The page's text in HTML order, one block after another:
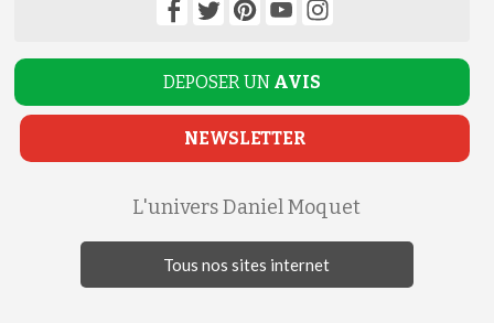
DEPOSER UN AVIS
NEWSLETTER
L'univers Daniel Moquet
Tous nos sites internet